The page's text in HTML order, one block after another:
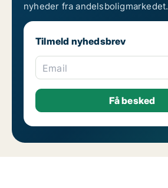
nyheder fra andelsboligmarkedet.
Tilmeld nyhedsbrev
Email